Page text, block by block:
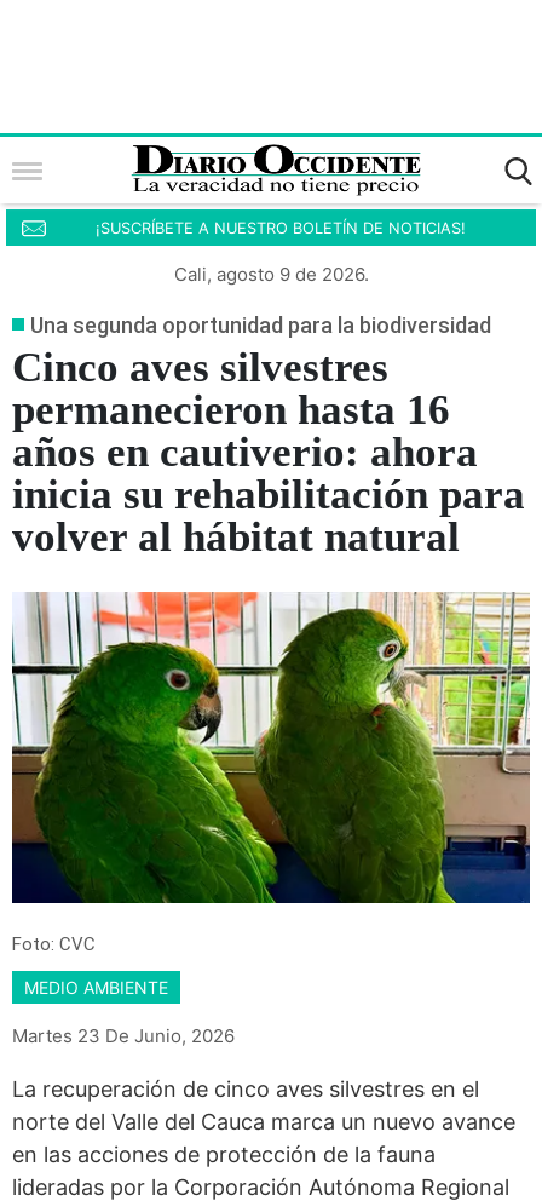
¡SUSCRÍBETE A NUESTRO BOLETÍN DE NOTICIAS!
Cali, agosto 9 de 2026.
Una segunda oportunidad para la biodiversidad
Cinco aves silvestres
permanecieron hasta 16
años en cautiverio: ahora
inicia su rehabilitación para
volver al hábitat natural
Foto: CVC
MEDIO AMBIENTE
Martes 23 De Junio, 2026
La recuperación de cinco aves silvestres en el
norte del Valle del Cauca marca un nuevo avance
en las acciones de protección de la fauna
lideradas por la Corporación Autónoma Regional